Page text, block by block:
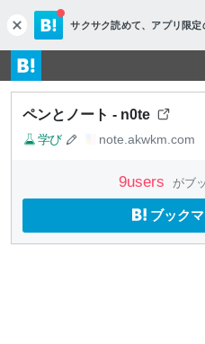
c
l
o
s
e
サクサク読めて、 アプリ限定
ペンとノート - n0te
学び note.akwkm.com
9users がブ
ブック